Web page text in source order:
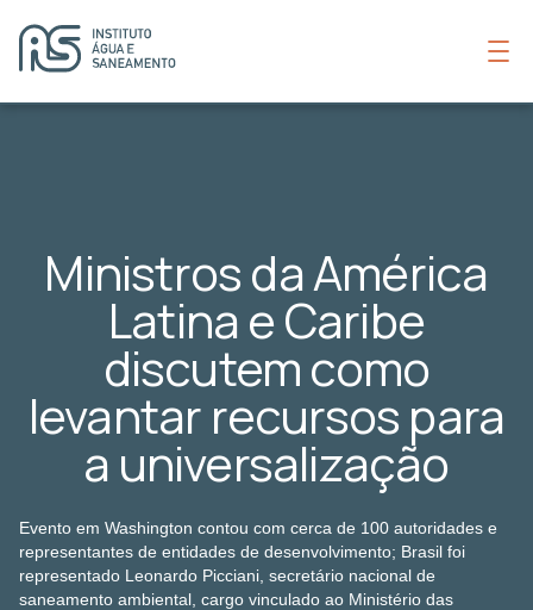
Ministros da América
Latina e Caribe
discutem como
levantar recursos para
a universalização
Evento em Washington contou com cerca de 100 autoridades e
representantes de entidades de desenvolvimento; Brasil foi
representado Leonardo Picciani, secretário nacional de
saneamento ambiental, cargo vinculado ao Ministério das